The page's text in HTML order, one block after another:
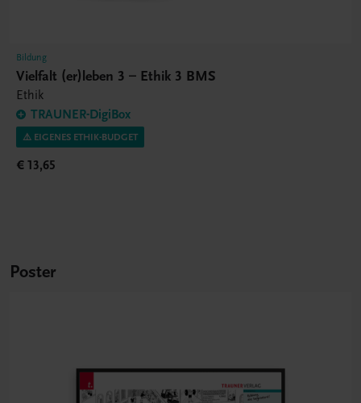
Bildung
Vielfalt (er)leben 3 – Ethik 3 BMS
Ethik
TRAUNER-DigiBox
⚠️ EIGENES ETHIK-BUDGET
€ 13,65
Poster